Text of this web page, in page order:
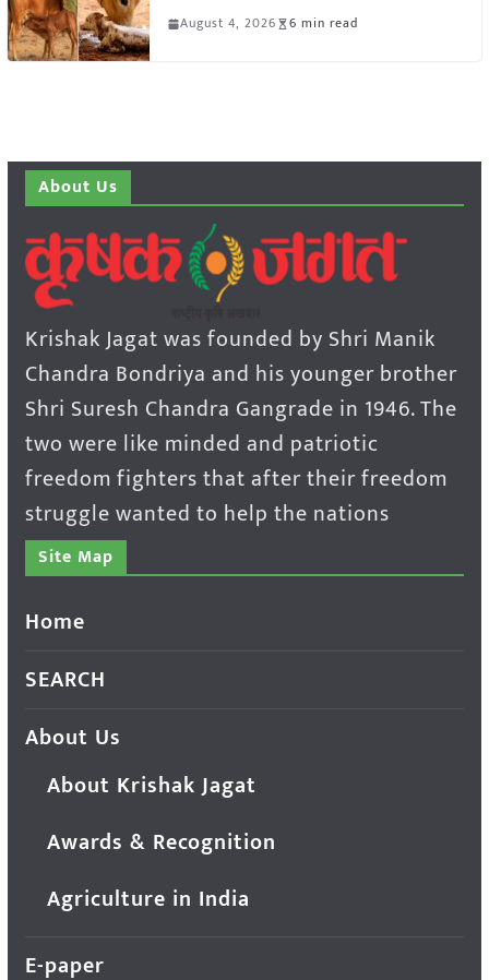
August 4, 2026 6 min read
About Us
Krishak Jagat was founded by Shri Manik
Chandra Bondriya and his younger brother
Shri Suresh Chandra Gangrade in 1946. The
two were like minded and patriotic
freedom fighters that after their freedom
struggle wanted to help the nations
Site Map
Home
SEARCH
About Us
About Krishak Jagat
Awards & Recognition
Agriculture in India
E-paper